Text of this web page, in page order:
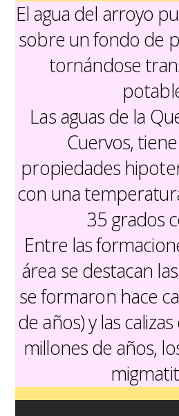
El agua del arroyo
sobre un fondo de
tornándose
Las aguas de la
Cuervos,
propiedades
con una
35 grados
Entre las
área se destacan
se formaron hace
de años) y las
millones de años,